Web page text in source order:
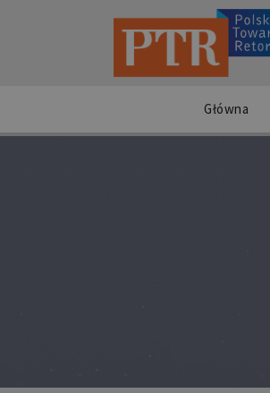
Główna